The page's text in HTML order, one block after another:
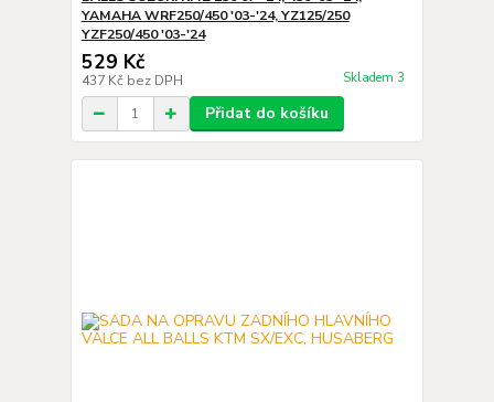
YAMAHA WRF250/450 '03-'24, YZ125/250
YZF250/450 '03-'24
529 Kč
437 Kč bez DPH Skladem 3
Přidat do košíku